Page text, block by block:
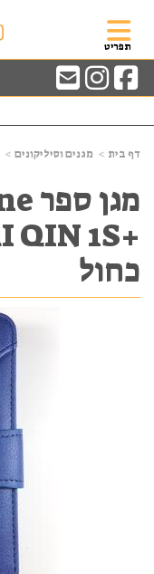
תפריט
דף בית מגנים וסיליקונים
כחול